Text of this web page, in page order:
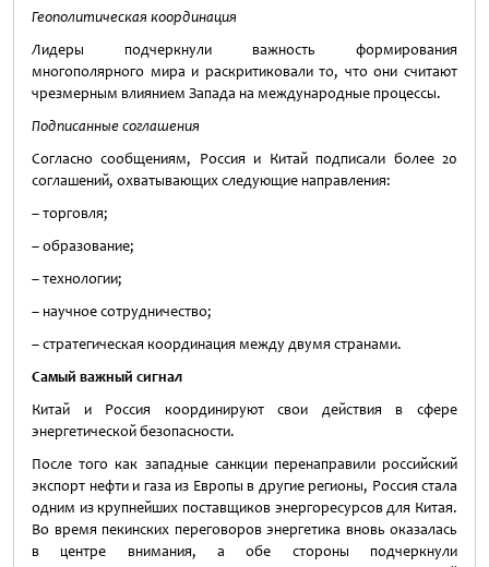
Геополитическая координация
Лидеры подчеркнули важность формирования
многополярного мира и раскритиковали то, что они считают
чрезмерным влиянием Запада на международные процессы.
Подписанные соглашения
Согласно сообщениям, Россия и Китай подписали более 20
соглашений, охватывающих следующие направления:
– торговля;
– образование;
– технологии;
– научное сотрудничество;
– стратегическая координация между двумя странами.
Самый важный сигнал
Китай и Россия координируют свои действия в сфере
энергетической безопасности.
После того как западные санкции перенаправили российский
экспорт нефти и газа из Европы в другие регионы, Россия стала
одним из крупнейших поставщиков энергоресурсов для Китая.
Во время пекинских переговоров энергетика вновь оказалась
в центре внимания, а обе стороны подчеркнули